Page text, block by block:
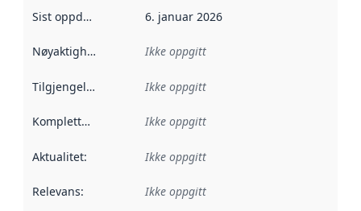
Sist oppdatert 6. januar 2026
Nøyaktighet Ikke oppgitt
Tilgjengelighet Ikke oppgitt
Kompletthet Ikke oppgitt
Aktualitet: Ikke oppgitt
Relevans: Ikke oppgitt